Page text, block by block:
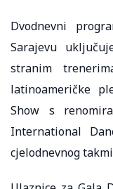
Dvodnevni
Sarajevu
stranim
latinoameričke
Show s
International
cjelodnevnog